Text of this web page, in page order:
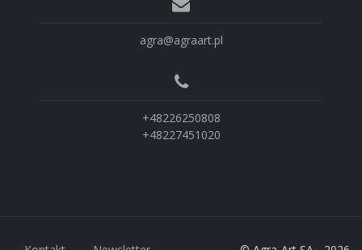
agra@agraart.pl
+48226250808
+48227451020